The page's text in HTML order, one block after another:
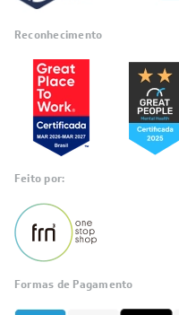
Reconhecimento
Feito por:
Formas de Pagamento